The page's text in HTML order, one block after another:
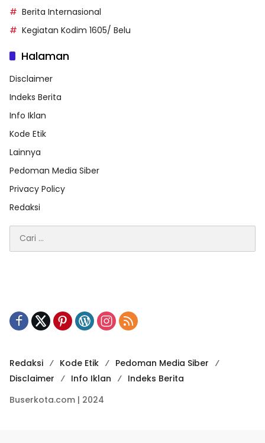
Berita Internasional
Kegiatan Kodim 1605/ Belu
Halaman
Disclaimer
Indeks Berita
Info Iklan
Kode Etik
Lainnya
Pedoman Media Siber
Privacy Policy
Redaksi
untuk:
Redaksi Kode Etik
Pedoman Media Siber
Disclaimer
Info Iklan
Indeks Berita
Buserkota.com | 2024